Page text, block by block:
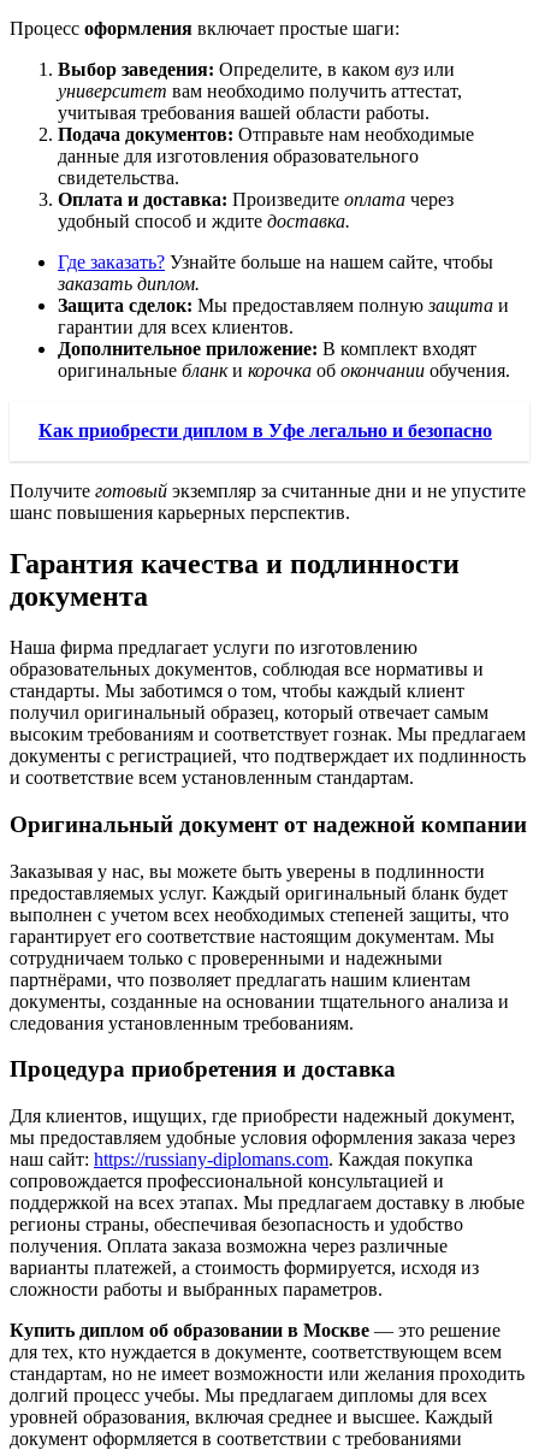
Процесс оформления включает простые шаги:
Выбор заведения: Определите, в каком вуз или
университет вам необходимо получить аттестат,
учитывая требования вашей области работы.
Подача документов: Отправьте нам необходимые
данные для изготовления образовательного
свидетельства.
Оплата и доставка: Произведите оплата через
удобный способ и ждите доставка.
Где заказать? Узнайте больше на нашем сайте, чтобы
заказать диплом.
Защита сделок: Мы предоставляем полнуюзащита и
гарантии для всех клиентов.
Дополнительное приложение: В комплект входят
оригинальные бланки корочка об окончании обучения.
Как приобрести диплом в Уфе легально и безопасно
Получите готовый экземпляр за считанные дни и не упустите
шанс повышения карьерных перспектив.
Гарантия качества и подлинности
документа
Наша фирма предлагает услуги по изготовлению
образовательных документов, соблюдая все нормативы и
стандарты. Мы заботимся о том, чтобы каждый клиент
получил оригинальный образец, который отвечает самым
высоким требованиям и соответствует гознак. Мы предлагаем
документы с регистрацией, что подтверждает их подлинность
и соответствие всем установленным стандартам.
Оригинальный документ от надежной компании
Заказывая у нас, вы можете быть уверены в подлинности
предоставляемых услуг. Каждый оригинальный бланк будет
выполнен с учетом всех необходимых степеней защиты, что
гарантирует его соответствие настоящим документам. Мы
сотрудничаем только с проверенными и надежными
партнёрами, что позволяет предлагать нашим клиентам
документы, созданные на основании тщательного анализа и
следования установленным требованиям.
Процедура приобретения и доставка
Для клиентов, ищущих, где приобрести надежный документ,
мы предоставляем удобные условия оформления заказа через
наш сайт: https://russiany-diplomans.com. Каждая покупка
сопровождается профессиональной консультацией и
поддержкой на всех этапах. Мы предлагаем доставку в любые
регионы страны, обеспечивая безопасность и удобство
получения. Оплата заказа возможна через различные
варианты платежей, а стоимость формируется, исходя из
сложности работы и выбранных параметров.
Купить диплом об образовании в Москве — это решение
для тех, кто нуждается в документе, соответствующем всем
стандартам, но не имеет возможности или желания проходить
долгий процесс учебы. Мы предлагаем дипломы для всех
уровней образования, включая среднее и высшее. Каждый
документ оформляется в соответствии с требованиями